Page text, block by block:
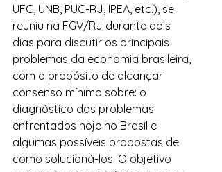
UFC, UNB, PUC-RJ, IPEA, etc.), se
reuniu na FGV/RJ durante dois
dias para discutir os principais
problemas da economia brasileira,
com o propósito de alcançar
consenso mínimo sobre: o
diagnóstico dos problemas
enfrentados hoje no Brasil e
algumas possíveis propostas de
como solucioná-los. O objetivo